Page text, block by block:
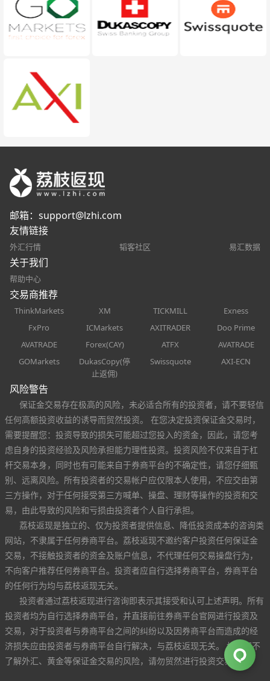
邮箱： support@lzhi.com
友情链接
外汇行情 韬客社区 易汇数据
关于我们
帮助中心
交易商推荐
ThinkMarkets XM TICKMILL
Exness
FxPro
ICMarkets AXITRADER
Doo Prime
AVATRADE
Forex(CAY) ATFX
AVATRADE
GOMarkets
DukasCopy(停
止返佣)
Swissquote AXI-ECN
风险警告
保证金交易存在极高的风险，未必适合所有的投资者，请不要轻信
任何高额投资收益的诱导而贸然投资。 在您决定投资保证金交易时，
需要提醒您：投资导致的损失可能超过您投入的资金，因此，请您考
虑自身的投资经验及风险承担能力理性投资。投资风险不仅来自于杠
杆交易本身，同时也有可能来自于券商平台的不确定性，请您仔细甄
别、远离风险。所有投资者的交易帐户应仅限本人使用，不应交由第
三方操作，对于任何接受第三方喊单、操盘、理财等操作的投资和交
易，由此导致的风险和亏损由投资者个人自行承担。
荔枝返现是独立的、仅为投资者提供信息、降低投资成本的咨询类
网站，不隶属于任何券商平台。荔枝返现不邀约客户投资任何保证金
交易，不接触投资者的资金及账户信息，不代理任何交易操盘行为，
不向客户推荐任何券商平台。投资者应自行选择券商平台，券商平台
的任何行为均与荔枝返现无关。
投资者通过荔枝返现进行咨询即表示其接受和认可上述声明。所有
投资者均为自行选择券商平台，并直接前往券商平台官网进行投资及
交易，对于投资者与券商平台之间的纠纷以及因券商平台而造成的经
济损失应由投资者与券商平台自行解决，与荔枝返现无关。 如果您不
了解外汇、黄金等保证金交易的风险，请勿贸然进行投资交易。